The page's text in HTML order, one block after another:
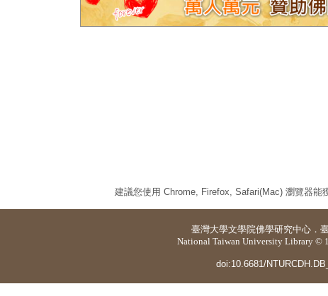
建議您使用 Chrome, Firefox, Safari(Mac) 瀏覽器能
臺灣大學文學院佛學研究中心 ．
National Taiwan University Library ©
doi:10.6681/